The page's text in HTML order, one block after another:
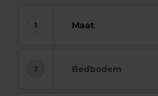
Maat
Bedbodem